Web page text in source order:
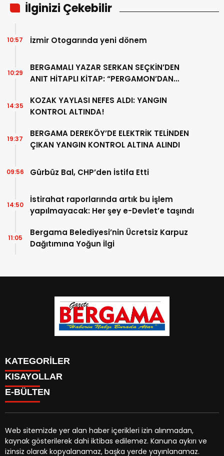
İlginizi Çekebilir
İzmir Otogarında yeni dönem
10:57
BERGAMALI YAZAR SERKAN SEÇKİN’DEN
ANIT HİTAPLI KİTAP: “PERGAMON’DAN
10:29
KOZAK YAYLASI NEFES ALDI: YANGIN
KONTROL ALTINDA!
14:35
BERGAMA DEREKÖY’DE ELEKTRİK TELİNDEN
ÇIKAN YANGIN KONTROL ALTINA ALINDI
19:37
Gürbüz Bal, CHP’den İstifa Etti
09:56
İstirahat raporlarında artık bu işlem
yapılmayacak: Her şey e-Devlet’e taşındı
14:50
Bergama Belediyesi’nin Ücretsiz Karpuz
Dağıtımına Yoğun İlgi
11:05
KATEGORİLER
CANLI YAYIN
BURÇLAR
CANLI SONUÇLAR
HAVA DURUMU
CANLI TV
KISAYOLLAR
Menü seçimi yapın. WP-ADMIN → Görünüm → Menüler
sayfasından menü eşleştirmesi yapınız.
E-BÜLTEN
gazetebergama.com.tre-bültenine abone olarak,
Web sitemizde yer alan haber içerikleri izin alınmadan,
kaynak gösterilerek dahi iktibas edilemez. Kanuna aykırı ve
izinsiz olarak kopyalanamaz, başka yerde yayınlanamaz.